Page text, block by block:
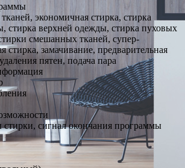
экономичная стирка, стирка
стирка верхней одежды, стирка пуховых
смешанных тканей, супер-
стирка, замачивание, предварительная
пятен, подача пара
стирки, сигнал окончания программы